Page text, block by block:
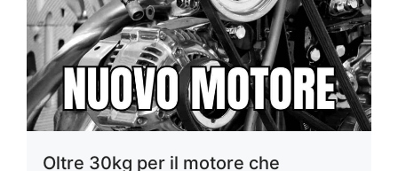
Oltre 30kg per il motore che